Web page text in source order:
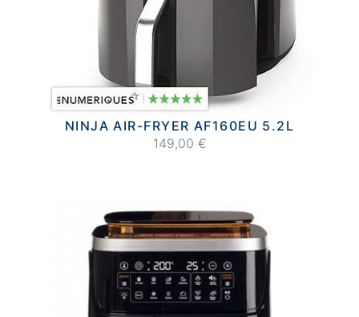
NINJA AIR-FRYER AF160EU 5.2L
149,00 €